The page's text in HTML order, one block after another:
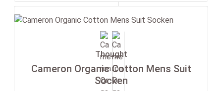
Thought
Cameron Organic Cotton Mens Suit
Socken